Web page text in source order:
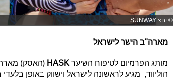
© יחצ SUNWAY
מארה"ב הישר לישראל
מותג הפרמיום לטיפוח השיער HASK (האסק)
הוליווד, מגיע לראשונה לישראל וישווק באופן